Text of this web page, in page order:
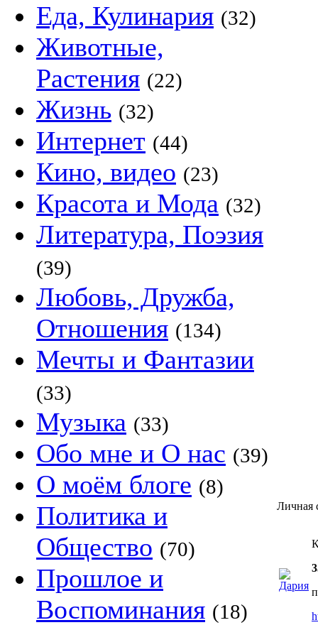
Еда, Кулинария (32)
Животные,
Растения (22)
Жизнь (32)
Интернет (44)
Кино, видео (23)
Красота и Мода (32)
Литература, Поэзия
(39)
Любовь, Дружба,
Отношения (134)
Мечты и Фантазии
(33)
Музыка (33)
Обо мне и О нас (39)
О моём блоге (8)
Политика и
Общество (70)
Прошлое и
Воспоминания (18)
Личная